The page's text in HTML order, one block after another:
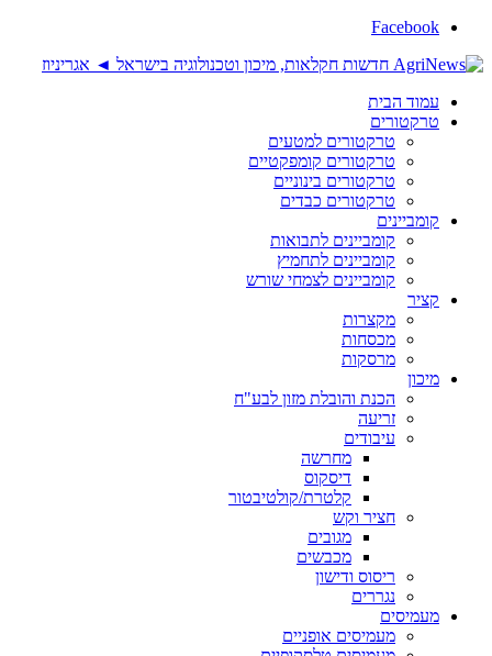
Facebook
עמוד הבית
טרקטורים
טרקטורים למטעים
טרקטורים קומפקטיים
טרקטורים בינוניים
טרקטורים כבדים
קומביינים
קומביינים לתבואות
קומביינים לתחמיץ
קומביינים לצמחי שורש
קציר
מקצרות
מכסחות
מרסקות
מיכון
הכנת והובלת מזון לבע"ח
זריעה
עיבודים
מחרשה
דיסקוס
קלטרת/קולטיבטור
חציר וקש
מגובים
מכבשים
ריסוס ודישון
נגררים
מעמיסים
מעמיסים אופניים